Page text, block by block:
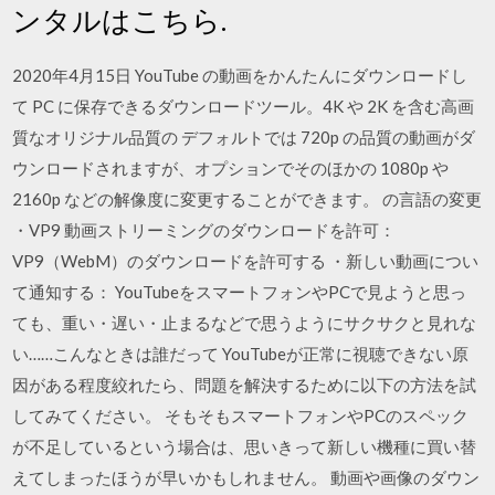
ンタルはこちら.
2020年4月15日 YouTube の動画をかんたんにダウンロードし
て PC に保存できるダウンロードツール。4K や 2K を含む高画
質なオリジナル品質の デフォルトでは 720p の品質の動画がダ
ウンロードされますが、オプションでそのほかの 1080p や
2160p などの解像度に変更することができます。 の言語の変更
・VP9 動画ストリーミングのダウンロードを許可：
VP9（WebM）のダウンロードを許可する ・新しい動画につい
て通知する： YouTubeをスマートフォンやPCで見ようと思っ
ても、重い・遅い・止まるなどで思うようにサクサクと見れな
い……こんなときは誰だって YouTubeが正常に視聴できない原
因がある程度絞れたら、問題を解決するために以下の方法を試
してみてください。 そもそもスマートフォンやPCのスペック
が不足しているという場合は、思いきって新しい機種に買い替
えてしまったほうが早いかもしれません。 動画や画像のダウン